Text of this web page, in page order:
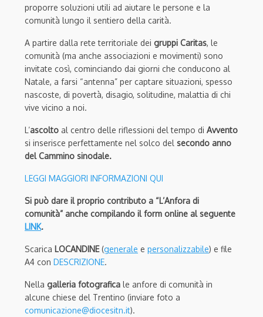
proporre soluzioni utili ad aiutare le persone e la
comunità lungo il sentiero della carità.
A partire dalla rete territoriale dei gruppi Caritas, le
comunità (ma anche associazioni e movimenti) sono
invitate così, cominciando dai giorni che conducono al
Natale, a farsi “antenna” per captare situazioni, spesso
nascoste, di povertà, disagio, solitudine, malattia di chi
vive vicino a noi.
L’ascolto al centro delle riflessioni del tempo di Avvento
si inserisce perfettamente nel solco del secondo anno
del Cammino sinodale.
LEGGI MAGGIORI INFORMAZIONI QUI
Si può dare il proprio contributo a “L’Anfora di
comunità” anche compilando il form online al seguente
LINK.
Scarica LOCANDINE(generale e personalizzabile) e file
A4 con DESCRIZIONE.
Nella galleria fotografica le anfore di comunità in
alcune chiese del Trentino (inviare foto a
comunicazione@diocesitn.it).